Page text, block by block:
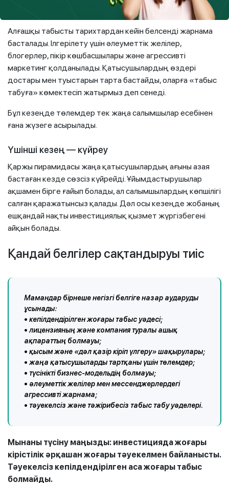
Екінші кезең — жаппай тарту
Алғашқы табысты тарихтардан кейін белсенді жарнама
басталады. Ілгерілету үшін әлеуметтік желілер,
блогерлер, пікір көшбасшылары және агрессивті
маркетинг қолданылады. Қатысушылардың өздері
достары мен туыстарын тарта бастайды, оларға «табыс
табуға» көмектесіп жатырмыз деп сенеді.
Бұл кезеңде төлемдер тек жаңа салымшылар есебінен
ғана жүзеге асырылады.
Үшінші кезең — күйреу
Қаржы пирамидасы жаңа қатысушылардың ағыны азая
бастаған кезде сөзсіз күйрейді. Ұйымдастырушылар
ақшамен бірге ғайып болады, ал салымшылардың көпшілігі
салған қаражатынсыз қалады. Дәл осы кезеңде жобаның
ешқандай нақты инвестициялық қызмет жүргізбегені
айқын болады.
Қандай белгілер сақтандыруы тиіс
Мамандар бірнеше негізгі белгіге назар аударуды
ұсынады:
• кепілдендірілген жоғары табыс уәдесі;
• лицензияның және компания туралы ашық
ақпараттың болмауы;
• қысым және «дәл қазір кіріп үлгеру» шақырулары;
• жаңа қатысушыларды тартқаны үшін төлемдер;
• түсінікті бизнес-модельдің болмауы;
• әлеуметтік желілер мен мессенджерлердегі
агрессивті жарнама;
• тәуекелсіз және тәжірибесіз табыс табу уәделері.
Мынаны түсіну маңызды: инвестицияда жоғары
кірістілік әрқашан жоғары тәуекелмен байланысты.
Тәуекелсіз кепілдендірілген аса жоғары табыс
болмайды.